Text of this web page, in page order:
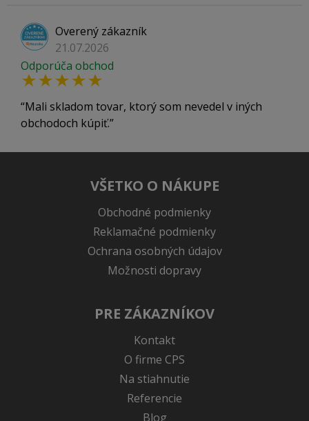
Overený zákazník
21.07.2026
Odporúča obchod
Mali skladom tovar, ktorý som nevedel v iných
obchodoch kúpiť.
VŠETKO O NÁKUPE
Obchodné podmienky
Reklamačné podmienky
Ochrana osobných údajov
Možnosti dopravy
PRE ZÁKAZNÍKOV
Kontakt
O firme CPS
Na stiahnutie
Referencie
Blog